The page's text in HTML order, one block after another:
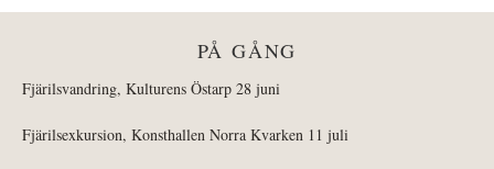
PÅ GÅNG
Fjärilsvandring, Kulturens Östarp 28 juni
Fjärilsexkursion, Konsthallen Norra Kvarken 11 juli